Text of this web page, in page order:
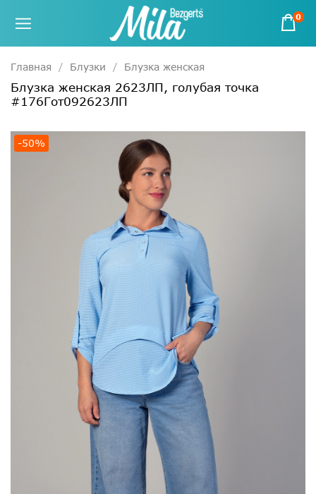
0
Главная Блузки Блузка женская
Блузка женская 2623ЛП, голубая точка
#176Гот092623ЛП
-50%